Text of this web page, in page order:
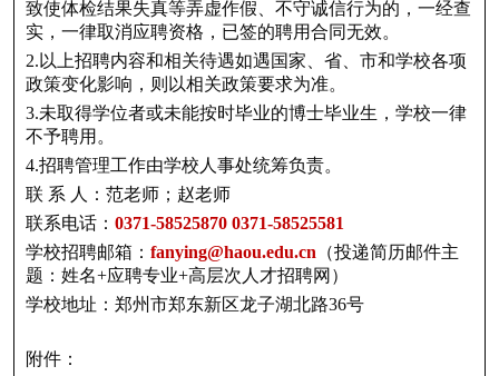
致使体检结果失真等弄虚作假、不守诚信行为的，一经查
实，一律取消应聘资格，已签的聘用合同无效。
2.以上招聘内容和相关待遇如遇国家、省、市和学校各项
政策变化影响，则以相关政策要求为准。
3.未取得学位者或未能按时毕业的博士毕业生，学校一律
不予聘用。
4.招聘管理工作由学校人事处统筹负责。
联 系 人：范老师；赵老师
联系电话： 0371-58525870 0371-58525581
学校招聘邮箱： fanying@haou.edu.cn （投递简历邮件主
题：姓名+应聘专业+高层次人才招聘网）
学校地址：郑州市郑东新区龙子湖北路36号
附件：